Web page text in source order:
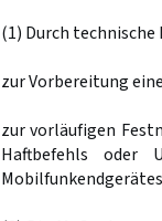
(1) Durch
zur Vorbereitung
zur vorläufigen
Haftbefehls oder